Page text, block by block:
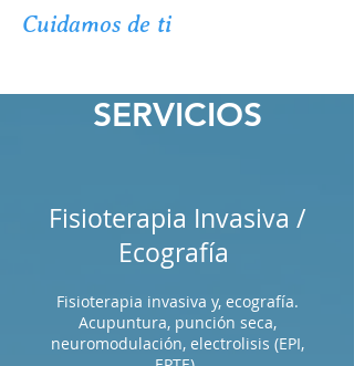
Cuidamos de ti
SERVICIOS
Fisioterapia Invasiva /
Ecografía
Fisioterapia invasiva y, ecografía.
Acupuntura, punción seca,
neuromodulación, electrolisis (EPI,